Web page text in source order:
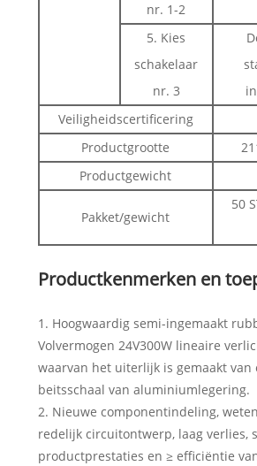
nr. 1-2
5. Kies
schakelaar
nr. 3
Veiligheidscertificering
Productgrootte
Productgewicht
Pakket/gewicht
50
Productkenmerken en
1. Hoogwaardig semi-ingemaakt
Volvermogen 24V300W lineaire
waarvan het uiterlijk is gemaakt van
beitsschaal van aluminiumlegering.
2. Nieuwe componentindeling,
redelijk circuitontwerp, laag verlies,
productprestaties en ≥ efficiëntie